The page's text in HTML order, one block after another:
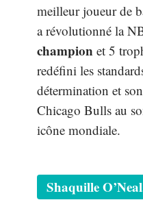
meilleur joueur de
a révolutionné la
champion et 5
redéfini les
détermination et
Chicago Bulls au
icône mondiale.
Shaquille